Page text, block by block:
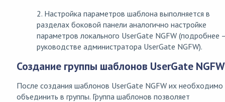
2. Настройка параметров шаблона выполняется в
разделах боковой панели аналогично настройке
параметров локального UserGate NGFW (подробнее
руководстве администратора UserGate NGFW).
Создание группы шаблонов UserGate NGFW
После создания шаблонов UserGate NGFW их необходимо
объединить в группы. Группа шаблонов позволяет